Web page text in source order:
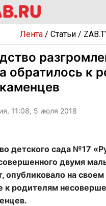
Лента/ Статьи/
обратилось к
11:08, 5 июля 2018
детского сада №17
двумя
опубликовало на своем
к родителям